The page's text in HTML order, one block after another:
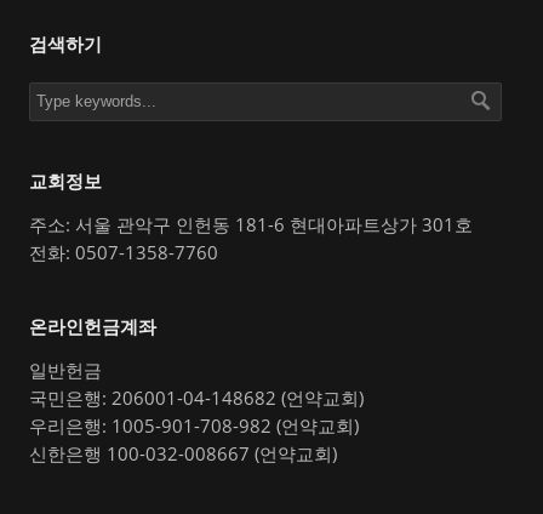
검색하기
교회정보
주소: 서울 관악구 인헌동 181-6 현대아파트상가 301호
전화: 0507-1358-7760
온라인헌금계좌
일반헌금
국민은행: 206001-04-148682 (언약교회)
우리은행: 1005-901-708-982 (언약교회)
신한은행 100-032-008667 (언약교회)